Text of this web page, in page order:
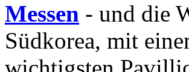
Messen - und die
Südkorea, mit